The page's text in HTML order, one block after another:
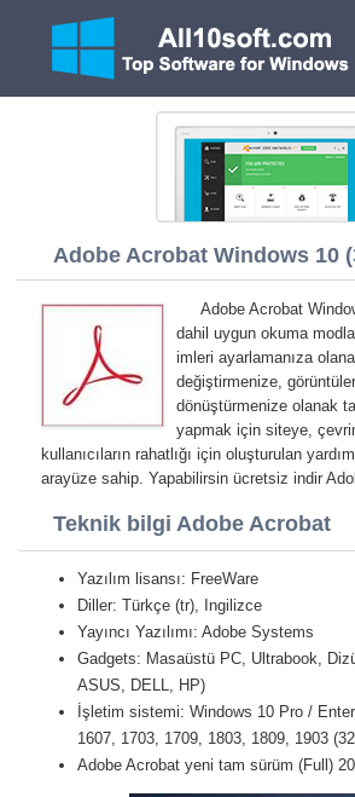
Adobe Acrobat Windows 10
Adobe Acrobat
dahil uygun okuma
imleri ayarlamanıza
değiştirmenize,
dönüştürmenize olanak
yapmak için siteye,
kullanıcıların rahatlığı için oluşturulan
arayüze sahip. Yapabilirsin ücretsiz indir
Teknik bilgi Adobe Acrobat
Yazılım lisansı: FreeWare
Diller: Türkçe (tr), Ingilizce
Yayıncı Yazılımı: Adobe Systems
Gadgets: Masaüstü PC, Ultrabook,
ASUS, DELL, HP)
İşletim sistemi: Windows 10 Pro /
1607, 1703, 1709, 1803, 1809, 1903
Adobe Acrobat yeni tam sürüm (Full)